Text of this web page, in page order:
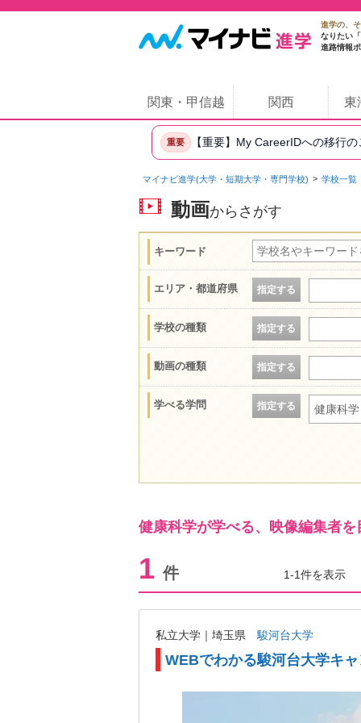
進学の、
なりたい
進路情報
関東・甲信越 関西 東
重要 【重要】My CareerIDへの移行
マイナビ進学(大学・短期大学・専門学校) 学校一覧
動画からさがす
キーワード
エリア・都道府県 指定する
学校の種類 指定する
動画の種類 指定する
学べる学問 指定する 健康科学
健康科学が学べる、映像編集者
1 件 1-1件を表示
私立大学｜埼玉県 駿河台大学
WEBでわかる駿河台大学キ